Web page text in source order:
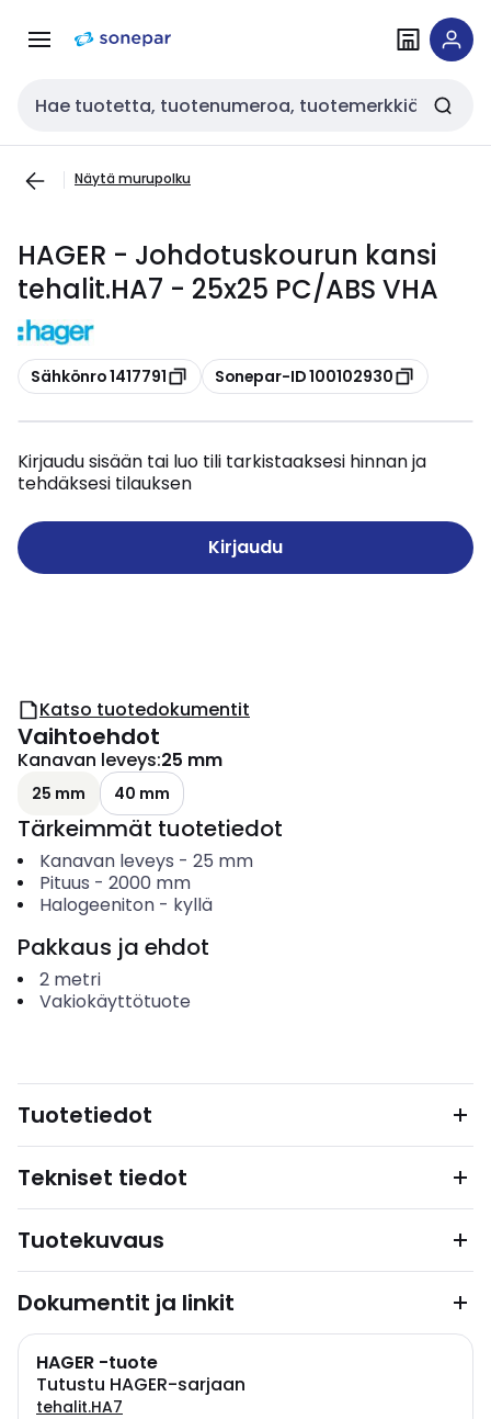
navigointiinsisältöön
Haku
Näytä murupolku
HAGER - Johdotuskourun kansi
tehalit.HA7 - 25x25 PC/ABS VHA
Kopioi
Sähkönro 1417791 Kopioi
Sonepar-ID 100102930
Kirjaudu sisään tai luo tili tarkistaaksesi hinnan ja
tehdäksesi tilauksen
Kirjaudu
Katso tuotedokumentit
Vaihtoehdot
Kanavan leveys:25 mm
25 mm 40 mm
Tärkeimmät tuotetiedot
Kanavan leveys - 25 mm
Pituus - 2000 mm
Halogeeniton- kyllä
Pakkaus ja ehdot
2 metri
Vakiokäyttötuote
Tuotetiedot
Tekniset tiedot
Tuotekuvaus
Dokumentit ja linkit
HAGER -tuote
Tutustu HAGER-sarjaan
tehalit.HA7